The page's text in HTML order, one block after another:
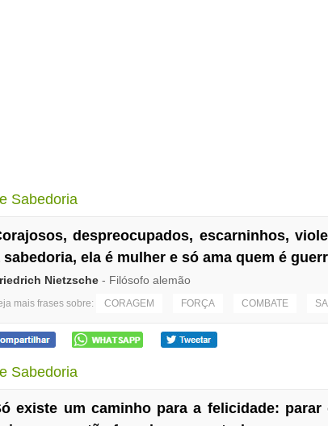
Sabedoria
despreocupados, escarninhos,
sabedoria, ela é mulher e só ama quem é
Nietzsche - Filósofo alemão
mais frases sobre: CORAGEM FORÇA COMBATE
Sabedoria
existe um caminho para a felicidade: parar